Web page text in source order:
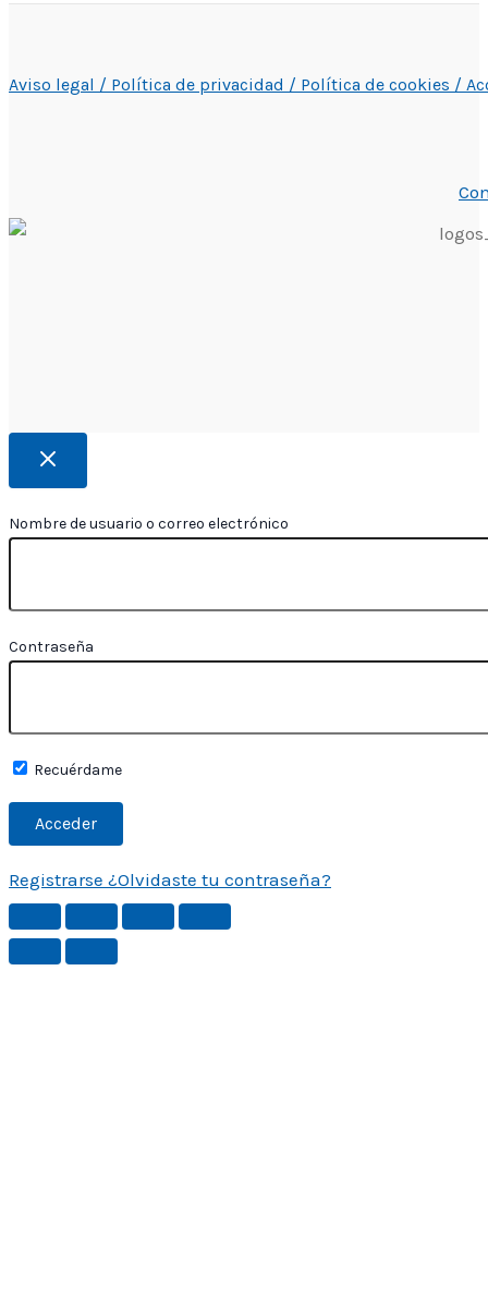
Aviso legal / Política de privacidad / Política de cookies /
Nombre de usuario o correo electrónico
Contraseña
Recuérdame
Registrarse ¿Olvidaste tu contraseña?